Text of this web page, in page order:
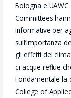
Bologna e
Committees
informative per
sull’importanza
gli effetti del
di acque reflue
Fondamentale la
College of